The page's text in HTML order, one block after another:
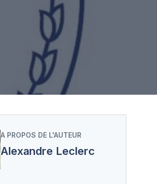
A PROPOS DE L'AUTEUR
Alexandre Leclerc